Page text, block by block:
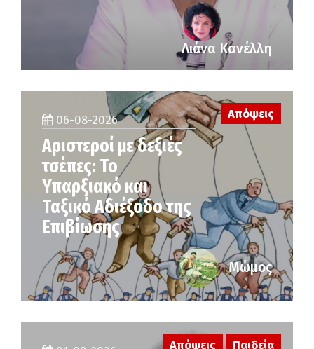
Λιάνα Κανέλλη
06-08-2026
Αριστεροί με δεξιές
τσέπες: Το
Υπαρξιακό και
Ταξικό Αδιέξοδο της
Επιβίωσης
Απόψεις
Μώμος
Απόψεις Παιδεία